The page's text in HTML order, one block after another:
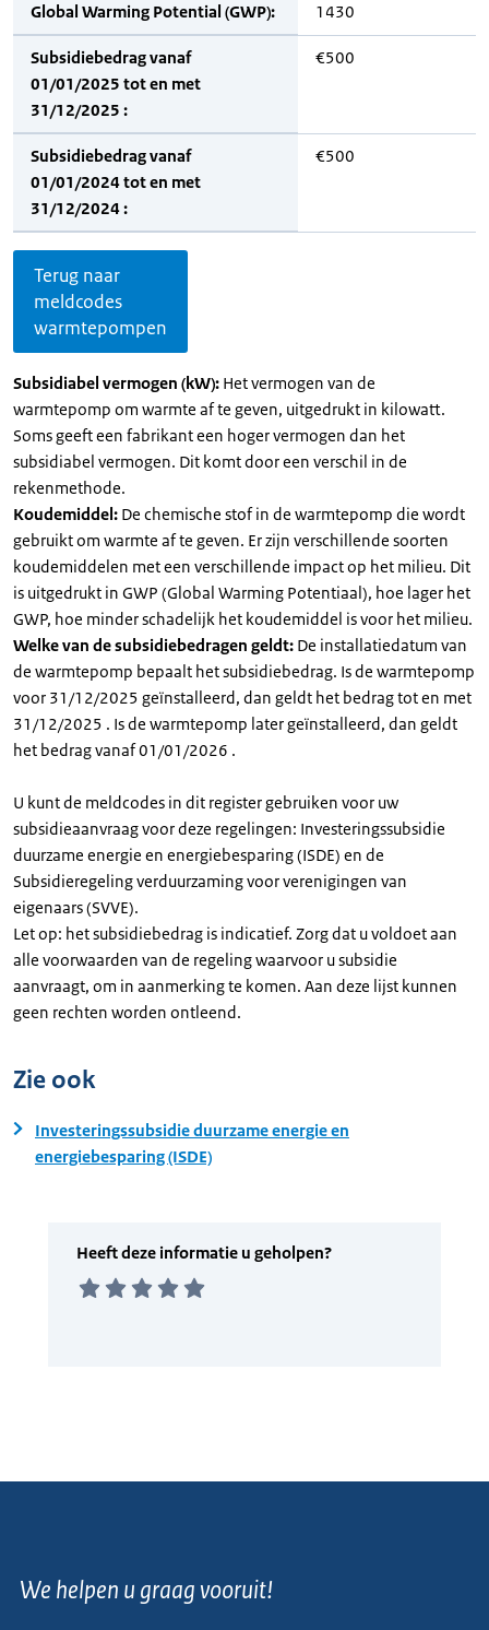
Global Warming Potential (GWP): 1430
Subsidiebedrag vanaf
01/01/2025 tot en met
31/12/2025 :
€500
Subsidiebedrag vanaf
01/01/2024 tot en met
31/12/2024 :
€500
Terug naar
meldcodes
warmtepompen
Subsidiabel vermogen (kW): Het vermogen van de
warmtepomp om warmte af te geven, uitgedrukt in kilowatt.
Soms geeft een fabrikant een hoger vermogen dan het
subsidiabel vermogen. Dit komt door een verschil in de
rekenmethode.
Koudemiddel: De chemische stof in de warmtepomp die wordt
gebruikt om warmte af te geven. Er zijn verschillende soorten
koudemiddelen met een verschillende impact op het milieu. Dit
is uitgedrukt in GWP (Global Warming Potentiaal), hoe lager het
GWP, hoe minder schadelijk het koudemiddel is voor het milieu.
Welke van de subsidiebedragen geldt: De installatiedatum van
de warmtepomp bepaalt het subsidiebedrag. Is de warmtepomp
voor 31/12/2025 geïnstalleerd, dan geldt het bedrag tot en met
31/12/2025 . Is de warmtepomp later geïnstalleerd, dan geldt
het bedrag vanaf 01/01/2026 .
U kunt de meldcodes in dit register gebruiken voor uw
subsidieaanvraag voor deze regelingen: Investeringssubsidie
duurzame energie en energiebesparing (ISDE) en de
Subsidieregeling verduurzaming voor verenigingen van
eigenaars (SVVE).
Let op: het subsidiebedrag is indicatief. Zorg dat u voldoet aan
alle voorwaarden van de regeling waarvoor u subsidie
aanvraagt, om in aanmerking te komen. Aan deze lijst kunnen
geen rechten worden ontleend.
Zie ook
Investeringssubsidie duurzame energie en
energiebesparing (ISDE)
We helpen u graag vooruit!